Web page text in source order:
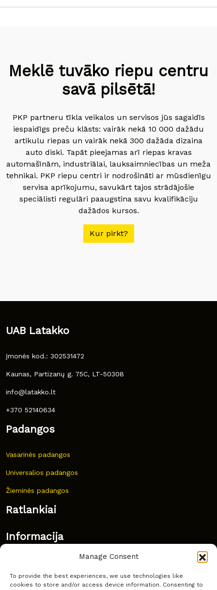
Manage Consent
To provide the best experiences, we use technologies like
cookies to store and/or access device information. Consenting to
Meklē tuvāko riepu centru
savā pilsētā!
PKP partneru tīkla veikalos un servisos jūs sagaidīs
iespaidīgs preču klāsts: vairāk nekā 10 000 dažādu
artikulu riepas un vairāk nekā 300 dažāda dizaina
auto diski. Tapāt pieejamas arī riepas kravas
automašīnām, industriālai, lauksaimniecības un meža
tehnikai. PKP riepu centri ir nodrošināti ar mūsdienīgu
servisa aprīkojumu, savukārt tajos strādājošie
speciālisti regulāri paaugstina savu kvalifikāciju
dažādos kursos.
Kur pirkt?
UAB Latakko
Įmonės kod.: 302531472
Kaunas, Partizanų g. 75C, LT-50308
info@latakko.lt
+370 52140634
Padangos
Vasarinės padangos
Universalios padangos
Žieminės padangos
Ratlankiai
Informacija
Dažnai užduodami klausimai